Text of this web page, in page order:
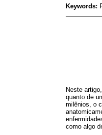
Keywords:
Neste
quanto de
milênios, o
como algo